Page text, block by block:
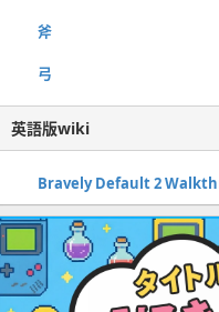
斧
弓
英語版wiki
Bravely Default 2